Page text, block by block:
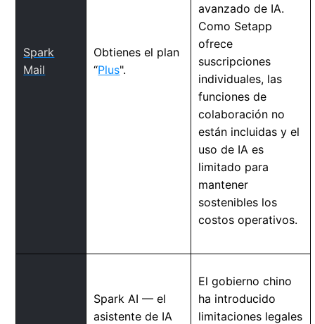
Spark
Mail
Obtienes el plan
“Plus".
avanzado de IA.
Como Setapp
ofrece
suscripciones
individuales, las
funciones de
colaboración no
están incluidas y el
uso de IA es
limitado para
mantener
sostenibles los
costos operativos.
Spark AI — el
asistente de IA
El gobierno chino
ha introducido
limitaciones legales